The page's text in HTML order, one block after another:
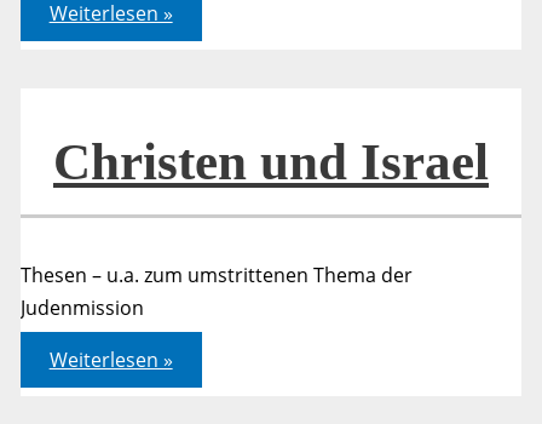
Judenmission
–
ein
Weiterlesen »
Christen und Israel
Thesen – u.a. zum umstrittenen Thema der
Judenmission
Christen
und
Israel
Weiterlesen »